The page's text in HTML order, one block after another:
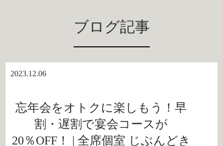
ブログ記事
2023.12.06
忘年会をオトクに楽しもう！早
割・遅割で宴会コースが
20％OFF！ | 全席個室 じぶんどき